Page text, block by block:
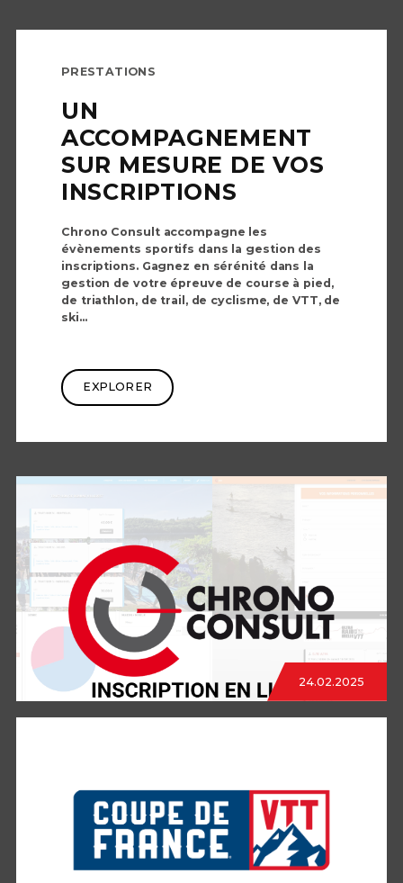
24.02.2025
PRESTATIONS
UN
ACCOMPAGNEMENT
SUR MESURE DE VOS
INSCRIPTIONS
Chrono Consult accompagne les
évènements sportifs dans la gestion des
inscriptions. Gagnez en sérénité dans la
gestion de votre épreuve de course à pied,
de triathlon, de trail, de cyclisme, de VTT, de
ski...
EXPLORER